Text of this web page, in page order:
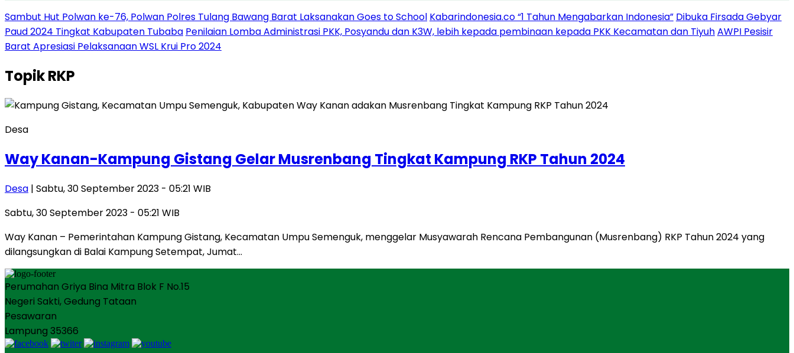
Sambut Hut Polwan ke-76, Polwan Polres Tulang Bawang Barat Laksanakan Goes to School Kabarindonesia.co “1 Tahun Mengabarkan Indonesia” Dibuka Firsada Gebyar
Paud 2024 Tingkat Kabupaten Tubaba Penilaian Lomba Administrasi PKK, Posyandu dan K3W, lebih kepada pembinaan kepada PKK Kecamatan dan TiyuhAWPI Pesisir
Barat Apresiasi Pelaksanaan WSL Krui Pro 2024
TopikRKP
Desa
Way Kanan-Kampung Gistang Gelar Musrenbang Tingkat Kampung RKP Tahun 2024
Desa | Sabtu, 30 September 2023 - 05:21 WIB
Sabtu, 30 September 2023 - 05:21 WIB
Way Kanan – Pemerintahan Kampung Gistang, Kecamatan Umpu Semenguk, menggelar Musyawarah Rencana Pembangunan (Musrenbang) RKP Tahun 2024 yang
dilangsungkan di Balai Kampung Setempat, Jumat…
Perumahan Griya Bina Mitra Blok F No.15
Negeri Sakti, Gedung Tataan
Pesawaran
Lampung 35366